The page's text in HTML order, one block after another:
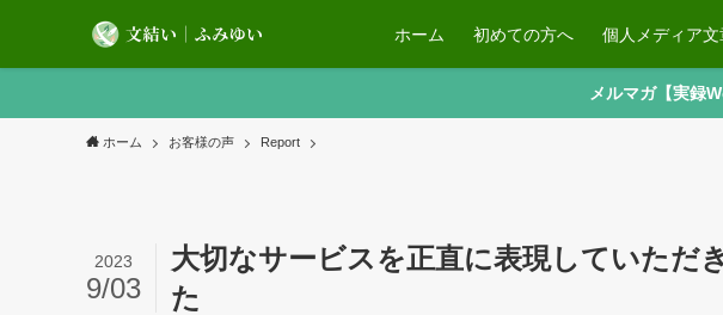
ホーム 初めての方へ 個人メディア
メルマガ【実録
ホーム お客様の声 Report
大切なサービスを正直に表現していただ
た
2023
9/03